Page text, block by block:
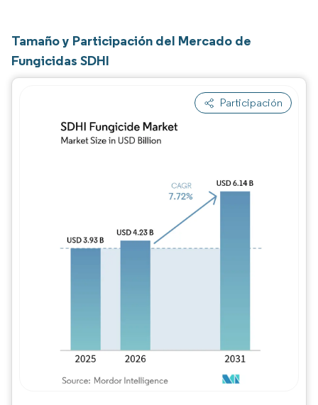
Tamaño y Participación del Mercado de
Fungicidas SDHI
Participación